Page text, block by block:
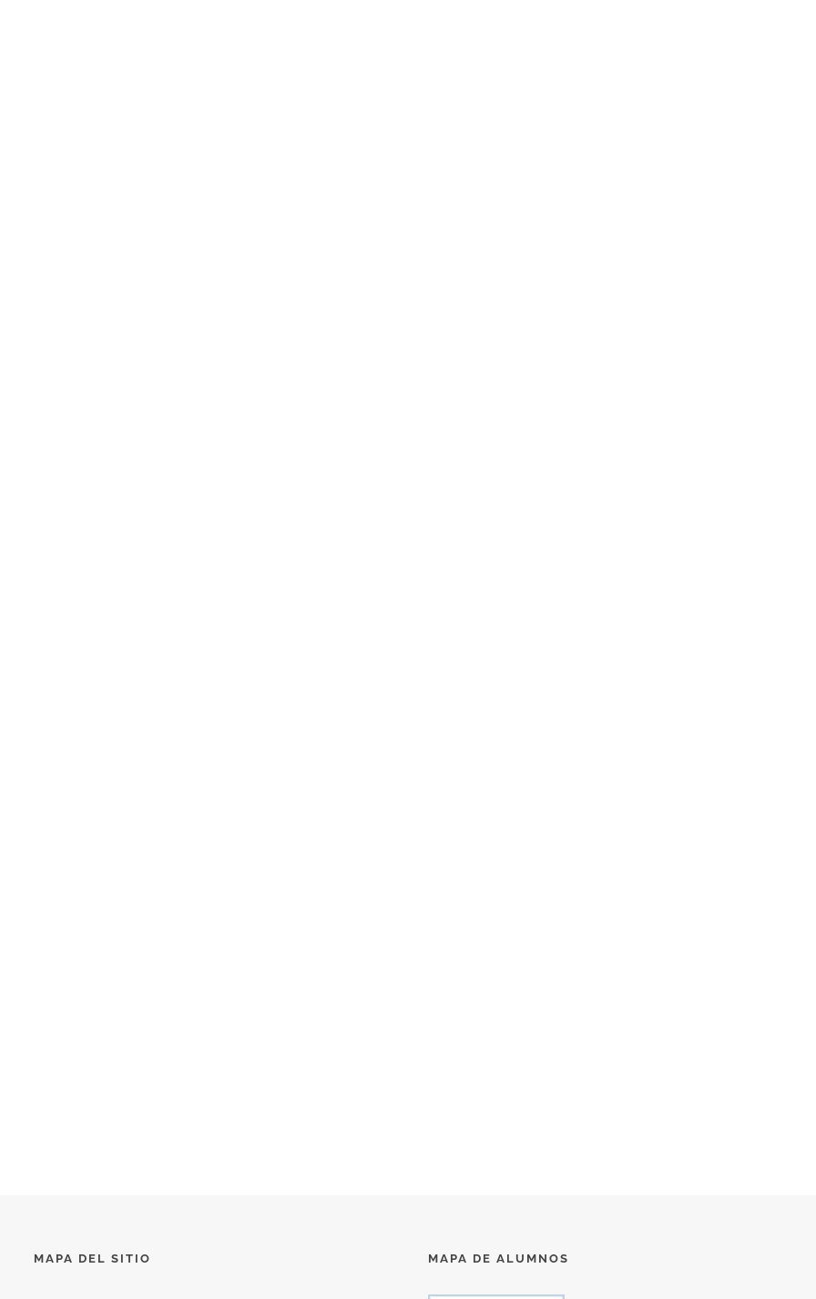
MAPA DEL SITIO MAPA DE ALUMNOS